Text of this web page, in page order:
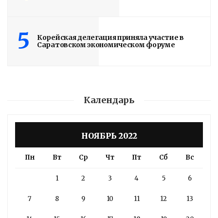
5
Корейская делегация приняла участие в
Саратовском экономическом форуме
Календарь
НОЯБРЬ 2022
Пн Вт Ср Чт Пт Сб Вс
1 2 3 4 5 6
7 8 9 10 11 12 13